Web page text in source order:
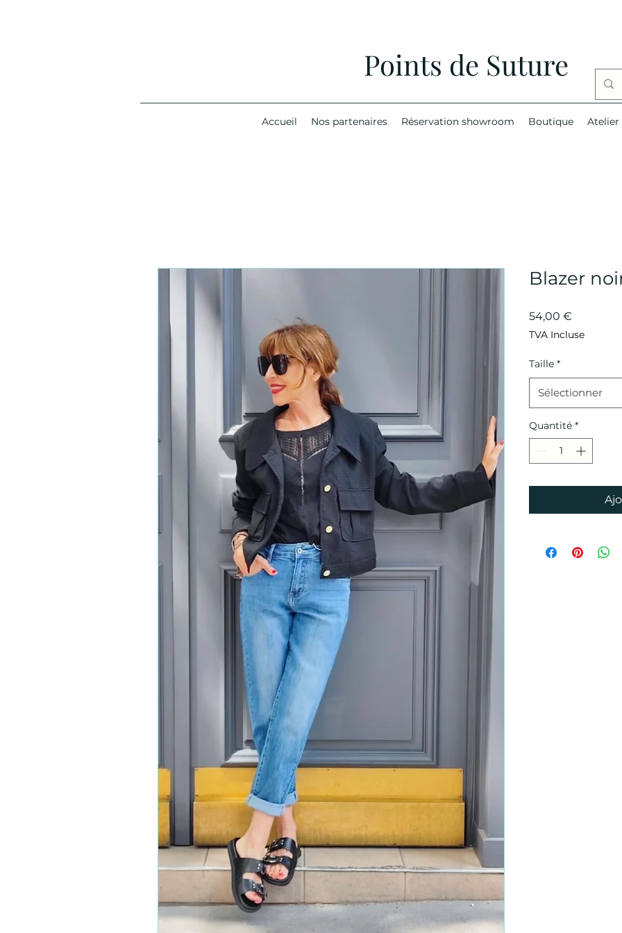
Points de Suture
Accueil Nos partenaires Réservation showroom Boutique Atelier
Blazer
54,00 €
TVA Incluse
Taille *
Sélectionner
Quantité *